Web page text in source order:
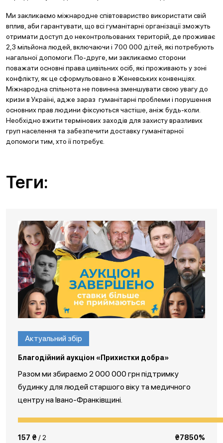
Ми закликаємо міжнародне співтовариство використати свій
вплив, аби гарантувати, що всі гуманітарні організації зможуть
отримати доступ до неконтрольованих територій, де проживає
2,3 мільйона людей, включаючи і 700 000 дітей, які потребують
нагальної допомоги. По-друге, ми закликаємо сторони
поважати основні права цивільних осіб, які проживають у зоні
конфлікту, як це сформульовано в Женевських конвенціях.
Міжнародна спільнота не повинна зменшувати свою увагу до
кризи в Україні, адже зараз гуманітарні проблеми і порушення
основних прав людини фіксуються частіше, аніж будь-коли.
Необхідно вжити термінових заходів для захисту вразливих
груп населення та забезпечити доставку гуманітарної
допомоги тим, хто її потребує.
Теги:
Актуальний збір
Благодійний аукціон «Прихистки добра»
Разом ми збираємо 2 000 000 грн підтримку
будинку для людей старшого віку та медичного
центру на Івано-Франківщині.
157 ₴ / 2 ₴7850%